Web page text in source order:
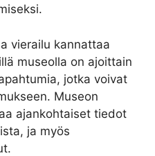
vierailu kannattaa
museolla on ajoittain
jotka voivat
Museon
ajankohtaiset tiedot
ja myös